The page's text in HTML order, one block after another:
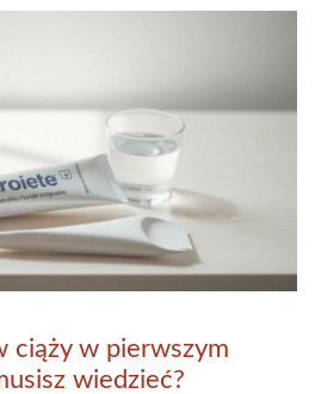
ciąży w pierwszym
wiedzieć?